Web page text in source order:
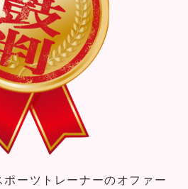
ーツトレーナーのオファー